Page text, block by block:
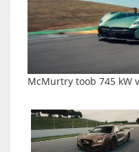
McMurtry toob 745 kW